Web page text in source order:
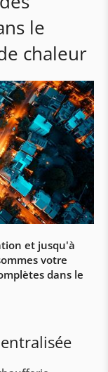
le
chaleur
et jusqu'à
votre
dans le